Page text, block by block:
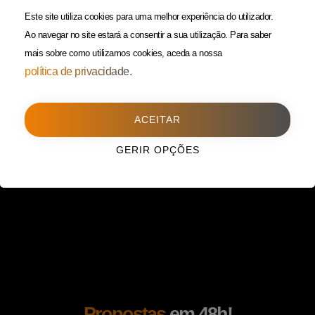
rede fixa)
Porto (Filial)
1588, 2º, sala 304
225 432 051
Política da Privacidade
Este site utiliza cookies para uma melhor experiência do utilizador.
Ao navegar no site estará a consentir a sua utilização. Para saber
mais sobre como utilizamos cookies, aceda a nossa
política de privacidade.
ACEITAR
GERIR OPÇÕES